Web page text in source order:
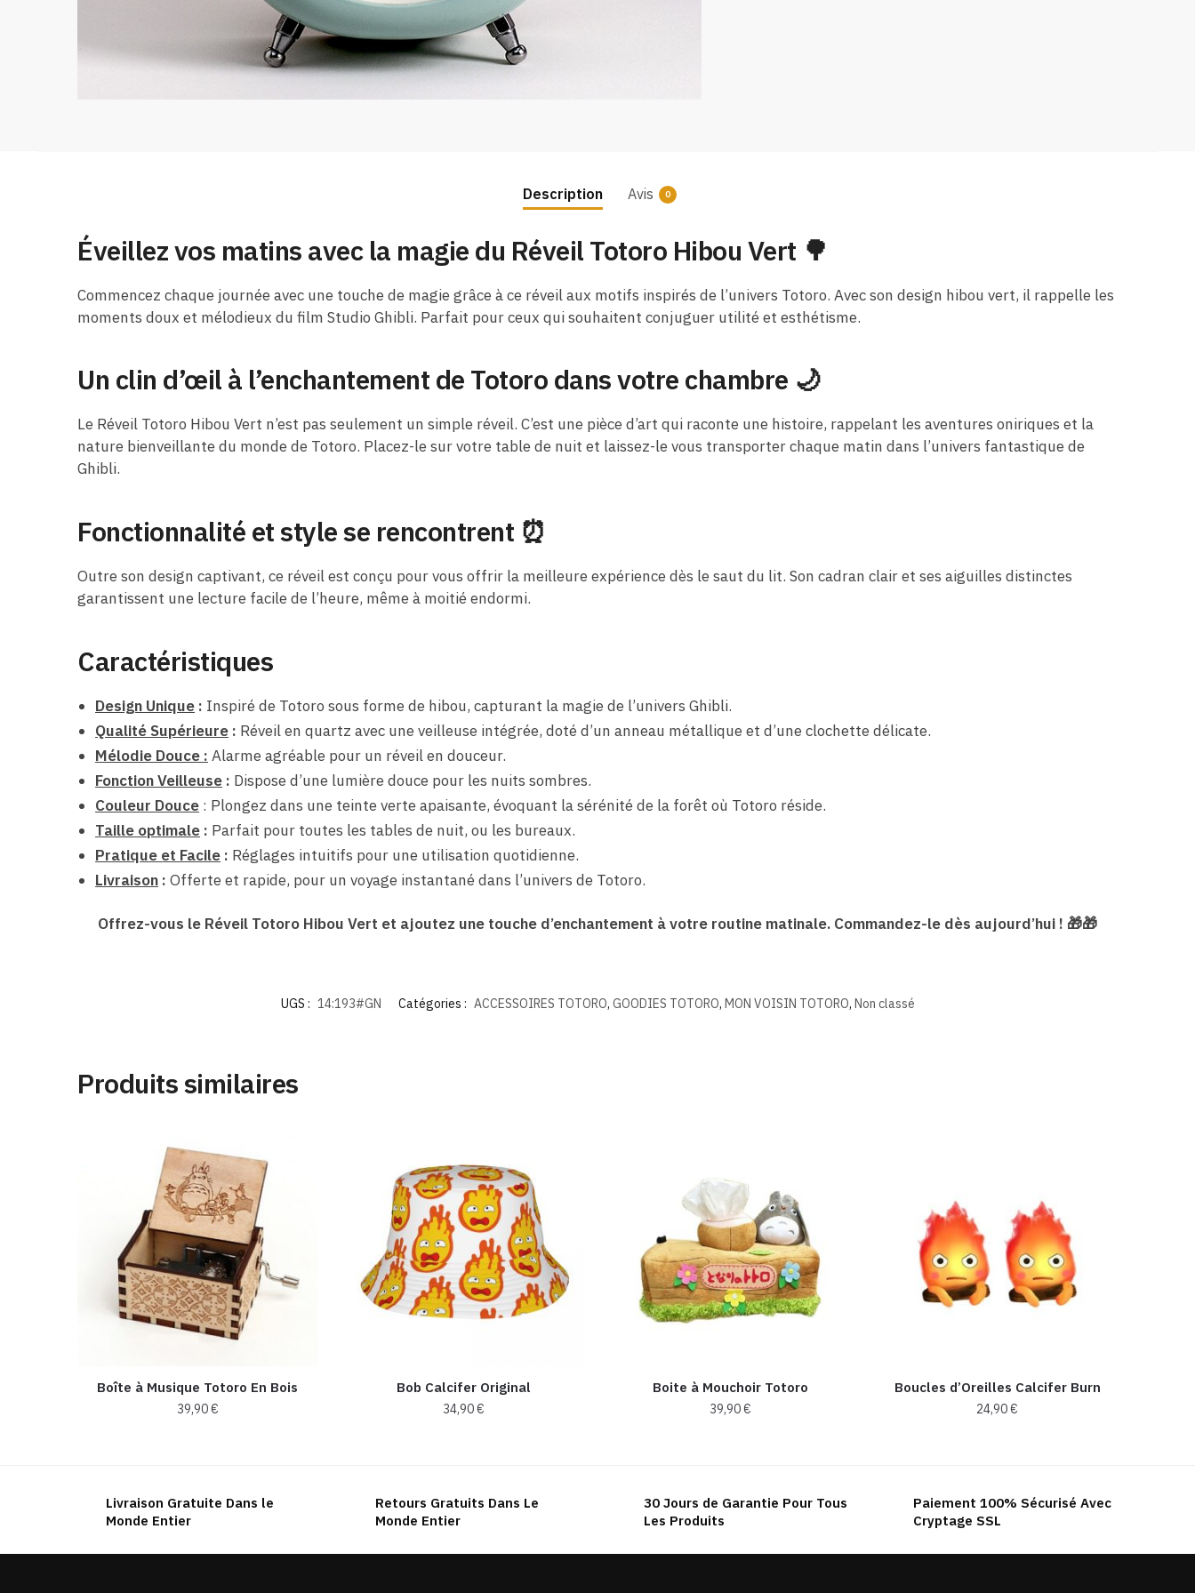
Description Avis 0
Éveillez vos matins avec la magie du Réveil Totoro Hibou Vert 🌳
Commencez chaque journée avec une touche de magie grâce à ce réveil aux motifs inspirés de l’univers Totoro. Avec son design hibou vert, il rappelle les
moments doux et mélodieux du film Studio Ghibli. Parfait pour ceux qui souhaitent conjuguer utilité et esthétisme.
Un clin d’œil à l’enchantement de Totoro dans votre chambre 🌙
Le Réveil Totoro Hibou Vert n’est pas seulement un simple réveil. C’est une pièce d’art qui raconte une histoire, rappelant les aventures oniriques et la
nature bienveillante du monde de Totoro. Placez-le sur votre table de nuit et laissez-le vous transporter chaque matin dans l’univers fantastique de
Ghibli.
Fonctionnalité et style se rencontrent ⏰
Outre son design captivant, ce réveil est conçu pour vous offrir la meilleure expérience dès le saut du lit. Son cadran clair et ses aiguilles distinctes
garantissent une lecture facile de l’heure, même à moitié endormi.
Caractéristiques
Design Unique : Inspiré de Totoro sous forme de hibou, capturant la magie de l’univers Ghibli.
Qualité Supérieure : Réveil en quartz avec une veilleuse intégrée, doté d’un anneau métallique et d’une clochette délicate.
Mélodie Douce : Alarme agréable pour un réveil en douceur.
Fonction Veilleuse : Dispose d’une lumière douce pour les nuits sombres.
Couleur Douce : Plongez dans une teinte verte apaisante, évoquant la sérénité de la forêt où Totoro réside.
Taille optimale : Parfait pour toutes les tables de nuit, ou les bureaux.
Pratique et Facile : Réglages intuitifs pour une utilisation quotidienne.
Livraison : Offerte et rapide, pour un voyage instantané dans l’univers de Totoro.
Offrez-vous le Réveil Totoro Hibou Vert et ajoutez une touche d’enchantement à votre routine matinale. Commandez-le dès aujourd’hui ! 🎁🎁
UGS : 14:193#GN Catégories : ACCESSOIRES TOTORO, GOODIES TOTORO, MON VOISIN TOTORO, Non classé
Produits similaires
Boîte à Musique Totoro En Bois
39,90€
plusieurs
Les
Bob Calcifer Original
34,90€
Boite à Mouchoir Totoro
39,90€
plusieurs
Les
Boucles d’Oreilles Calcifer Burn
24,90€
Livraison Gratuite Dans le
Monde Entier
Retours Gratuits Dans Le
Monde Entier
30 Jours de Garantie Pour Tous
Les Produits
Paiement 100% Sécurisé Avec
Cryptage SSL